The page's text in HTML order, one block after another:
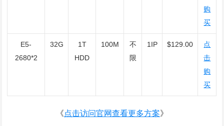
购
买
E5-
2680*2
32G
1T
HDD
100M
不
限
1IP $129.00
点
击
购
买
《点击访问官网查看更多方案》